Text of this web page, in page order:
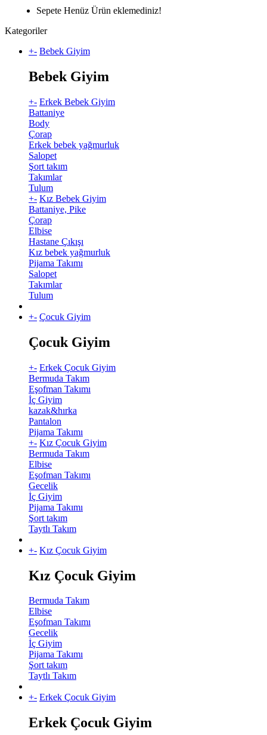
Sepete Henüz Ürün eklemediniz!
Kategoriler
+- Bebek Giyim
Bebek Giyim
+- Erkek Bebek Giyim
Battaniye
Body
Çorap
Erkek bebek yağmurluk
Salopet
Şort takım
Takımlar
Tulum
+- Kız Bebek Giyim
Battaniye, Pike
Çorap
Elbise
Hastane Çıkışı
Kız bebek yağmurluk
Pijama Takımı
Salopet
Takımlar
Tulum
+- Çocuk Giyim
Çocuk Giyim
+- Erkek Çocuk Giyim
Bermuda Takım
Eşofman Takımı
İç Giyim
kazak&hırka
Pantalon
Pijama Takımı
+- Kız Çocuk Giyim
Bermuda Takım
Elbise
Eşofman Takımı
Gecelik
İç Giyim
Pijama Takımı
Şort takım
Taytlı Takım
+- Kız Çocuk Giyim
Kız Çocuk Giyim
Bermuda Takım
Elbise
Eşofman Takımı
Gecelik
İç Giyim
Pijama Takımı
Şort takım
Taytlı Takım
+- Erkek Çocuk Giyim
Erkek Çocuk Giyim